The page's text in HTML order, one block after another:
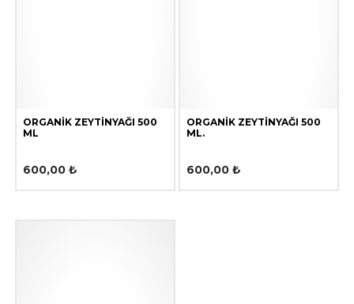
ORGANIK ZEYTINYAĞI 500
ML
600,00₺
ORGANIK ZEYTINYAĞI 500
ML.
600,00 ₺